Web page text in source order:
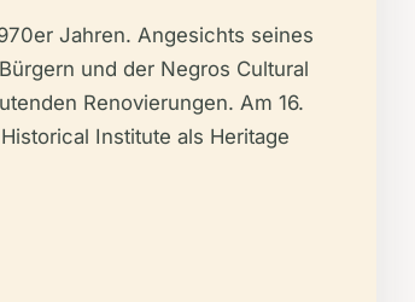
Jahren. Angesichts seines
und der Negros Cultural
Renovierungen. Am 16.
Institute als Heritage